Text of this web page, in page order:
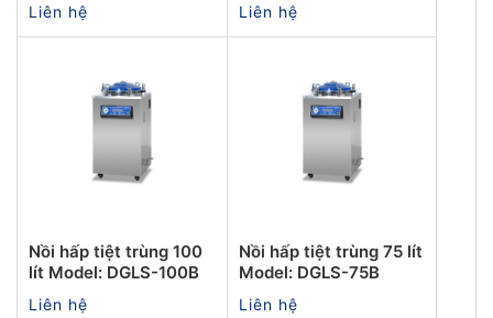
Liên hệ Liên hệ
Nồi hấp tiệt trùng 100
lít Model: DGLS-100B
Liên hệ
Nồi hấp tiệt trùng 75 lít
Model: DGLS-75B
Liên hệ